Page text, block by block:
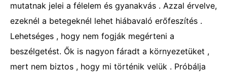
mutatnak jelei a félelem és gyanakvás . Azzal érvelve,
ezeknél a betegeknél lehet hiábavaló erőfeszítés .
Lehetséges , hogy nem fogják megérteni a
beszélgetést. Ők is nagyon fáradt a környezetüket ,
mert nem biztos , hogy mi történik velük . Próbálja